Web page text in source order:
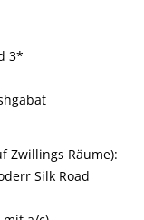
3*
Zwillings Räume):
Silk Road